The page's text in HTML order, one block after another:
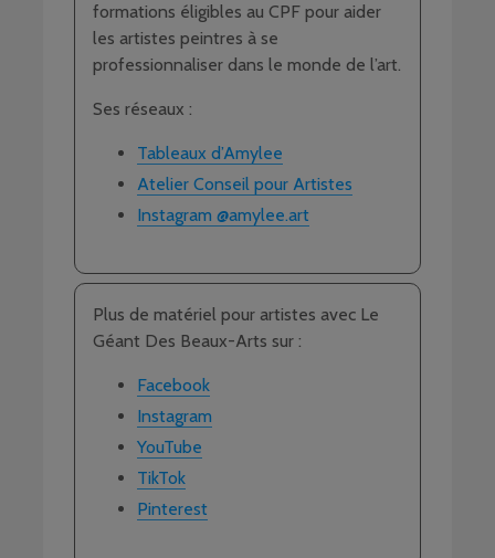
formations éligibles au CPF pour aider
les artistes peintres à se
professionnaliser dans le monde de l’art.
Ses réseaux :
Tableaux d’Amylee
Atelier Conseil pour Artistes
Instagram @amylee.art
Plus de matériel pour artistes avec Le
Géant Des Beaux-Arts sur :
Facebook
Instagram
YouTube
TikTok
Pinterest